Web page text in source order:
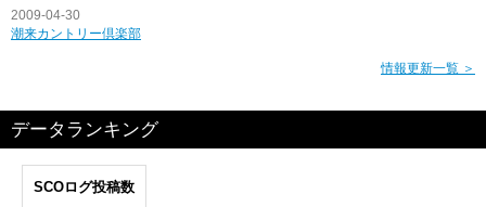
2009-04-30
潮来カントリー倶楽部
情報更新一覧 ＞
データランキング
SCOログ投稿数